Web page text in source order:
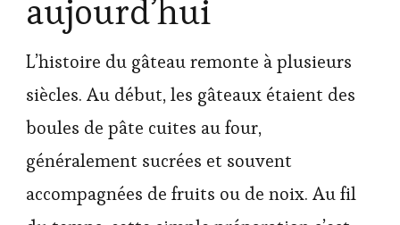
aujourd’hui
L’histoire du gâteau remonte à plusieurs
siècles. Au début, les gâteaux étaient des
boules de pâte cuites au four,
généralement sucrées et souvent
accompagnées de fruits ou de noix. Au fil